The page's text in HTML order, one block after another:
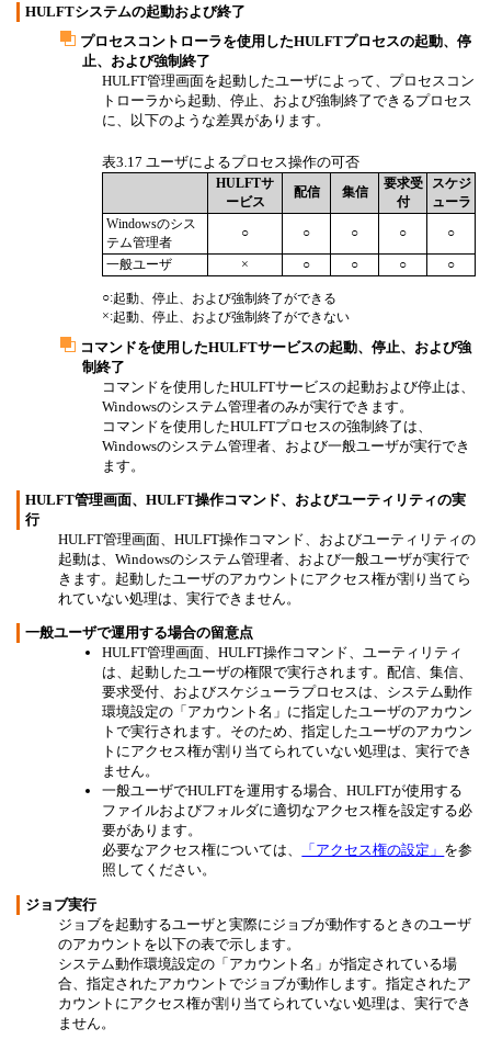
HULFTシステムの起動および終了
プロセスコントローラを使用したHULFTプロセスの起動、停
止、および強制終了
HULFT管理画面を起動したユーザによって、 プロセスコン
トローラから起動、停止、および強制終了できるプロセス
に、以下のような差異があります。
表3.17ユーザによるプロセス操作の可否
HULFTサ
ービス
配信 集信
要求受
付
スケジ
ューラ
Windowsのシス
テム管理者
○ ○ ○ ○ ○
一般ユーザ × ○ ○ ○ ○
○:起動、停止、および強制終了ができる
×:起動、停止、および強制終了ができない
コマンドを使用したHULFTサービスの起動、停止、および強
制終了
コマンドを使用したHULFTサービスの起動および停止は、
Windowsのシステム管理者のみが実行できます。
コマンドを使用したHULFTプロセスの強制終了は、
Windowsのシステム管理者、および一般ユーザが実行でき
ます。
HULFT管理画面、HULFT操作コマンド、およびユーティリティの実
行
HULFT管理画面、HULFT操作コマンド、およびユーティリティの
起動は、Windowsのシステム管理者、および一般ユーザが実行で
きます。起動したユーザのアカウントにアクセス権が割り当てら
れていない処理は、実行できません。
一般ユーザで運用する場合の留意点
HULFT管理画面、HULFT操作コマンド、ユーティリティ
は、起動したユーザの権限で実行されます。配信、集信、
要求受付、およびスケジューラプロセスは、システム動作
環境設定の
アカウント名
に指定したユーザのアカウン
トで実行されます。そのため、指定したユーザのアカウン
トにアクセス権が割り当てられていない処理は、実行でき
ません。
一般ユーザでHULFTを運用する場合、HULFTが使用する
ファイルおよびフォルダに適切なアクセス権を設定する必
要があります。
必要なアクセス権については、
「アクセス権の設定」 を参
照してください。
ジョブ実行
ジョブを起動するユーザと実際にジョブが動作するときのユーザ
のアカウントを以下の表で示します。
システム動作環境設定の
アカウント名
が指定されている場
合、指定されたアカウントでジョブが動作します。指定されたア
カウントにアクセス権が割り当てられていない処理は、実行でき
ません。